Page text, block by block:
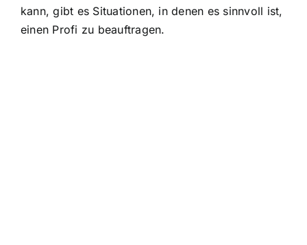
kann, gibt es Situationen, in denen es sinnvoll ist,
einen Profi zu beauftragen.